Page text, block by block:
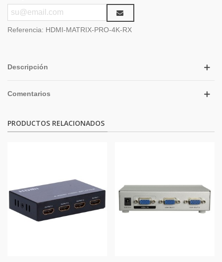
Referencia: HDMI-MATRIX-PRO-4K-RX
Descripción
Comentarios
PRODUCTOS RELACIONADOS